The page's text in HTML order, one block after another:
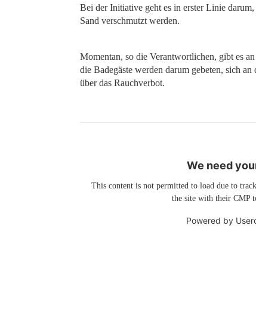
Bei der Initiative geht es in erster Linie
Sand verschmutzt werden.
Momentan, so die Verantwortlichen, gibt es
die Badegäste werden darum gebeten, sich
über das Rauchverbot.
We need
This content is not permitted to load due to
the site with their CMP
Powered by